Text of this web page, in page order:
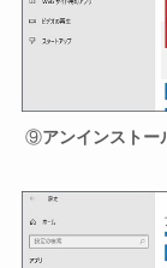
⑨アンインストー